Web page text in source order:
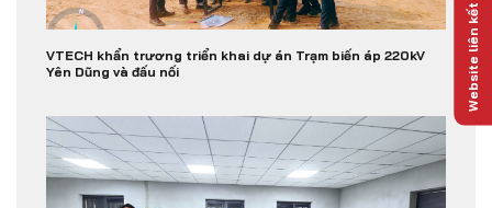
VTECH khẩn trương triển khai dự án Trạm biến áp 220kV
Yên Dũng và đấu nối
Website liên kết